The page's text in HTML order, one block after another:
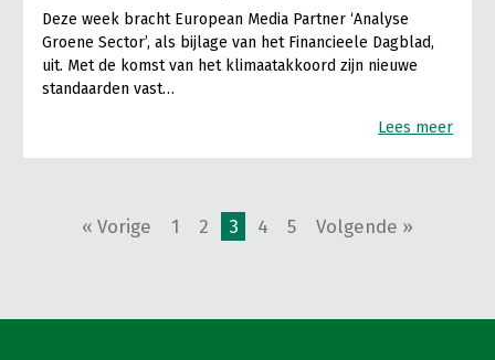
Deze week bracht European Media Partner ‘Analyse
Groene Sector’, als bijlage van het Financieele Dagblad,
uit. Met de komst van het klimaatakkoord zijn nieuwe
standaarden vast…
Lees meer
« Vorige 1 2 3 4 5 Volgende »